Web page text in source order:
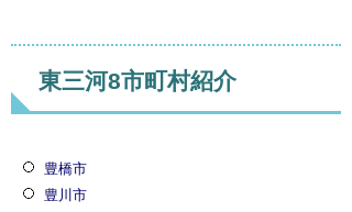
東三河8市町村紹介
豊橋市
豊川市